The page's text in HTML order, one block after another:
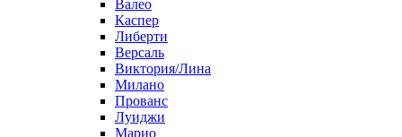
Валео
Каспер
Либерти
Версаль
Виктория/Лина
Милано
Прованс
Луиджи
Марио